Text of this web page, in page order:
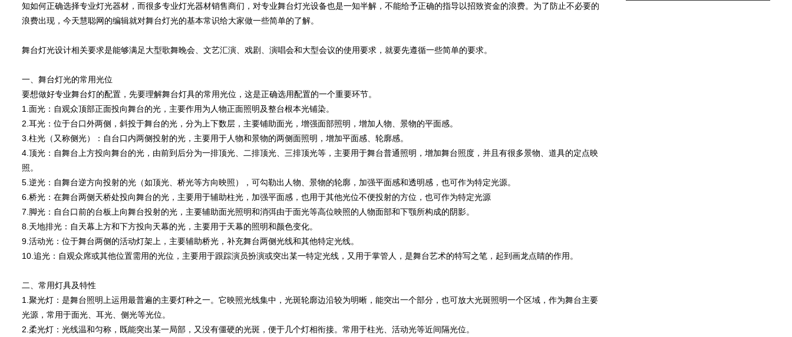
知如何正确选择专业灯光器材，而很多专业灯光器材销售商们，对专业舞台灯光设备也是一知半解，不能给予正确的指导以招致资金的浪费。为了防止不必要的
浪费出现，今天慧聪网的编辑就对舞台灯光的基本常识给大家做一些简单的了解。
舞台灯光设计相关要求是能够满足大型歌舞晚会、文艺汇演、戏剧、演唱会和大型会议的使用要求，就要先遵循一些简单的要求。
一、舞台灯光的常用光位
要想做好专业舞台灯的配置，先要理解舞台灯具的常用光位，这是正确选用配置的一个重要环节。
1.面光：自观众顶部正面投向舞台的光，主要作用为人物正面照明及整台根本光铺染。
2.耳光：位于台口外两侧，斜投于舞台的光，分为上下数层，主要铺助面光，增强面部照明，增加人物、景物的平面感。
3.柱光（又称侧光）：自台口内两侧投射的光，主要用于人物和景物的两侧面照明，增加平面感、轮廓感。
4.顶光：自舞台上方投向舞台的光，由前到后分为一排顶光、二排顶光、三排顶光等，主要用于舞台普通照明，增加舞台照度，并且有很多景物、道具的定点映
照。
5.逆光：自舞台逆方向投射的光（如顶光、桥光等方向映照），可勾勒出人物、景物的轮廓，加强平面感和透明感，也可作为特定光源。
6.桥光：在舞台两侧天桥处投向舞台的光，主要用于辅助柱光，加强平面感，也用于其他光位不便投射的方位，也可作为特定光源
7.脚光：自台口前的台板上向舞台投射的光，主要辅助面光照明和消弭由于面光等高位映照的人物面部和下颚所构成的阴影。
8.天地排光：自天幕上方和下方投向天幕的光，主要用于天幕的照明和颜色变化。
9.活动光：位于舞台两侧的活动灯架上，主要辅助桥光，补充舞台两侧光线和其他特定光线。
10.追光：自观众席或其他位置需用的光位，主要用于跟踪演员扮演或突出某一特定光线，又用于掌管人，是舞台艺术的特写之笔，起到画龙点睛的作用。
二、常用灯具及特性
1.聚光灯：是舞台照明上运用最普遍的主要灯种之一。它映照光线集中，光斑轮廓边沿较为明晰，能突出一个部分，也可放大光斑照明一个区域，作为舞台主要
光源，常用于面光、耳光、侧光等光位。
2.柔光灯：光线温和匀称，既能突出某一局部，又没有僵硬的光斑，便于几个灯相衔接。常用于柱光、活动光等近间隔光位。